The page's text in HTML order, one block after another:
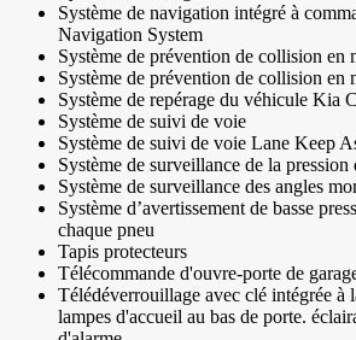
Système de navigation intégré à
Navigation System
Système de prévention de collision en
Système de prévention de collision en
Système de repérage du véhicule Kia
Système de suivi de voie
Système de suivi de voie Lane Keep
Système de surveillance de la pression
Système de surveillance des angles
Système d’avertissement de basse
chaque pneu
Tapis protecteurs
Télécommande d'ouvre-porte de
Télédéverrouillage avec clé intégrée à
lampes d'accueil au bas de porte.